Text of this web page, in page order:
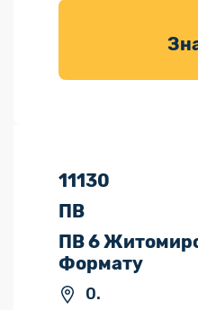
товарів для
11130
ПВ
ПВ 6
Формату
0.